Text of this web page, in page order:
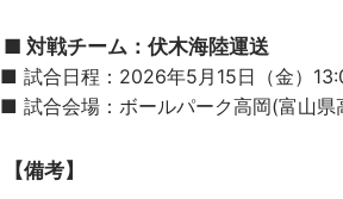
■ 対戦チーム：伏木海陸運送
■ 試合日程：2026年5月15日（金）
■ 試合会場：ボールパーク高岡(富山県
【備考】